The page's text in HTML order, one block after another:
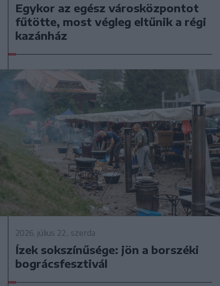
Egykor az egész városközpontot
fűtötte, most végleg eltűnik a régi
kazánház
2026. július 22., szerda
Ízek sokszínűsége: jön a borszéki
bográcsfesztivál